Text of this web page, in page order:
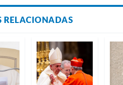
RELACIONADAS